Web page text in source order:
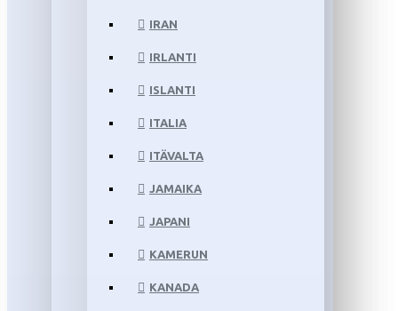
IRAN
IRLANTI
ISLANTI
ITALIA
ITÄVALTA
JAMAIKA
JAPANI
KAMERUN
KANADA